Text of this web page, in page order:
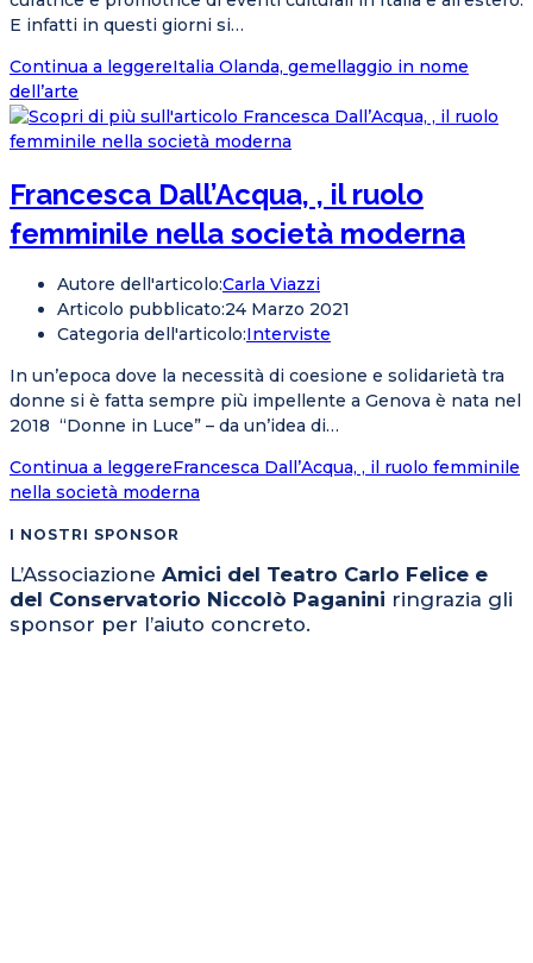
E infatti in questi giorni si…
Continua a leggereItalia Olanda, gemellaggio in nome
dell’arte
Francesca Dall’Acqua, , il ruolo
femminile nella società moderna
Autore dell'articolo:Carla Viazzi
Articolo pubblicato:24 Marzo 2021
Categoria dell'articolo:Interviste
In un’epoca dove la necessità di coesione e solidarietà tra
donne si è fatta sempre più impellente a Genova è nata nel
2018 “Donne in Luce” – da un’idea di…
Continua a leggereFrancesca Dall’Acqua, , il ruolo femminile
nella società moderna
I NOSTRI SPONSOR
L’Associazione Amici del Teatro Carlo Felice e
del Conservatorio Niccolò Paganini ringrazia gli
sponsor per l’aiuto concreto.